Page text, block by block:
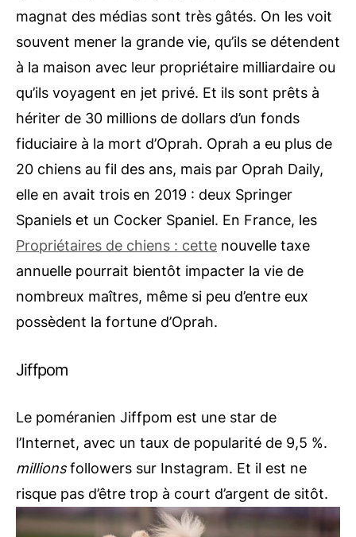
magnat des médias sont très gâtés. On les voit
souvent mener la grande vie, qu’ils se détendent
à la maison avec leur propriétaire milliardaire ou
qu’ils voyagent en jet privé. Et ils sont prêts à
hériter de 30 millions de dollars d’un fonds
fiduciaire à la mort d’Oprah. Oprah a eu plus de
20 chiens au fil des ans, mais par Oprah Daily,
elle en avait trois en 2019 : deux Springer
Spaniels et un Cocker Spaniel. En France, les
Propriétaires de chiens : cette nouvelle taxe
annuelle pourrait bientôt impacter la vie de
nombreux maîtres, même si peu d’entre eux
possèdent la fortune d’Oprah.
Jiffpom
Le poméranien Jiffpom est une star de
l’Internet, avec un taux de popularité de 9,5 %.
millionsfollowers sur Instagram. Et il est ne
risque pas d’être trop à court d’argent de sitôt.